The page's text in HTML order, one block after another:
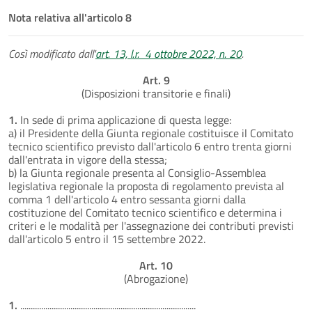
Nota relativa all'articolo 8
Così modificato dall'art. 13, l.r. 4 ottobre 2022, n. 20.
Art. 9
(Disposizioni transitorie e finali)
1. In sede di prima applicazione di questa legge:
a) il Presidente della Giunta regionale costituisce il Comitato
tecnico scientifico previsto dall'articolo 6 entro trenta giorni
dall'entrata in vigore della stessa;
b) la Giunta regionale presenta al Consiglio-Assemblea
legislativa regionale la proposta di regolamento prevista al
comma 1 dell'articolo 4 entro sessanta giorni dalla
costituzione del Comitato tecnico scientifico e determina i
criteri e le modalità per l'assegnazione dei contributi previsti
dall'articolo 5 entro il 15 settembre 2022.
Art. 10
(Abrogazione)
1. ....................................................................................